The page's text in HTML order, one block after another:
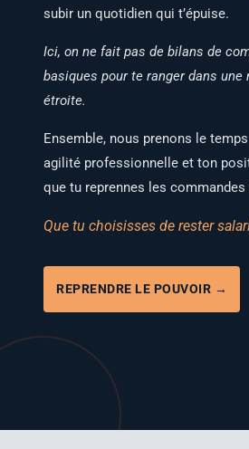
subir un quo­ti­dien qui t’épuise.
Ici, on ne fait pas de bilans de
basiques pour te ran­ger dans une
étroite.
Ensemble, nous pre­nons le
agi­li­té pro­fes­sion­nelle et ton
que tu reprennes les
Que tu choi­sisses de res­ter
REPRENDRE LE POUVOIR →